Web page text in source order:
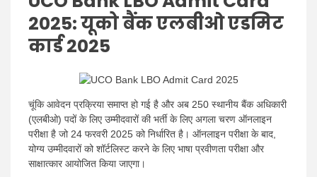
2025: यूको बैंक एलबीओ एडमिट
कार्ड 2025
चूंकि आवेदन प्रक्रिया समाप्त हो गई है और अब 250 स्थानीय बैंक अधिकारी
(एलबीओ) पदों के लिए उम्मीदवारों की भर्ती के लिए अगला चरण ऑनलाइन
परीक्षा है जो 24 फरवरी 2025 को निर्धारित है। ऑनलाइन परीक्षा के बाद,
योग्य उम्मीदवारों को शॉर्टलिस्ट करने के लिए भाषा प्रवीणता परीक्षा और
साक्षात्कार आयोजित किया जाएगा।